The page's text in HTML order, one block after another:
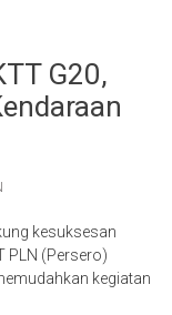
G20,
kesuksesan
PLN (Persero)
kegiatan